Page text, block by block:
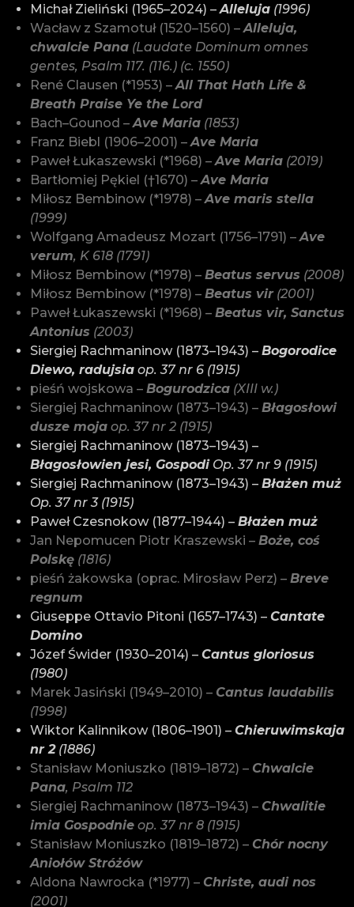
Michał Zieliński (1965–2024) –Alleluja (1996)
Wacław z Szamotuł (1520–1560) –Alleluja,
chwalcie Pana (Laudate Dominum omnes
gentes, Psalm 117. (116.) (c. 1550)
René Clausen (*1953) –All That Hath Life &
Breath Praise Ye the Lord
Bach–Gounod –Ave Maria (1853)
Franz Biebl (1906–2001) –Ave Maria
Paweł Łukaszewski (*1968) –Ave Maria (2019)
Bartłomiej Pękiel (†1670) –Ave Maria
Miłosz Bembinow (*1978) –Ave maris stella
(1999)
Wolfgang Amadeusz Mozart (1756–1791) –Ave
verum, K 618 (1791)
Miłosz Bembinow (*1978) –Beatus servus (2008)
Miłosz Bembinow (*1978) –Beatus vir(2001)
Paweł Łukaszewski (*1968) –Beatus vir, Sanctus
Antonius (2003)
Siergiej Rachmaninow (1873–1943) –Bogorodice
Diewo, radujsia op. 37 nr 6 (1915)
pieśń wojskowa –Bogurodzica (XIII w.)
Siergiej Rachmaninow (1873–1943) –Błagosłowi
dusze moja op. 37 nr 2 (1915)
Siergiej Rachmaninow (1873–1943) –
Błagosłowien jesi, GospodiOp. 37 nr 9 (1915)
Siergiej Rachmaninow (1873–1943) –Błażen muż
Op. 37 nr 3 (1915)
Paweł Czesnokow (1877–1944) –Błażen muż
Jan Nepomucen Piotr Kraszewski –Boże, coś
Polskę (1816)
pieśń żakowska (oprac. Mirosław Perz) –Breve
regnum
Giuseppe Ottavio Pitoni (1657–1743) –Cantate
Domino
Józef Świder (1930–2014) –Cantus gloriosus
(1980)
Marek Jasiński (1949–2010) – Cantus laudabilis
(1998)
Wiktor Kalinnikow (1806–1901) –Chieruwimskaja
nr 2(1886)
Stanisław Moniuszko (1819–1872) – Chwalcie
Pana, Psalm 112
Siergiej Rachmaninow (1873–1943) – Chwalitie
imia Gospodnie op. 37 nr 8 (1915)
Stanisław Moniuszko (1819–1872) – Chór nocny
Aniołów Stróżów
Aldona Nawrocka (*1977) – Christe, audi nos
(2001)